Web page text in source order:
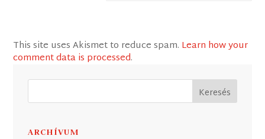
This site uses Akismet to reduce spam. Learn how your
comment data is processed.
ARCHÍVUM